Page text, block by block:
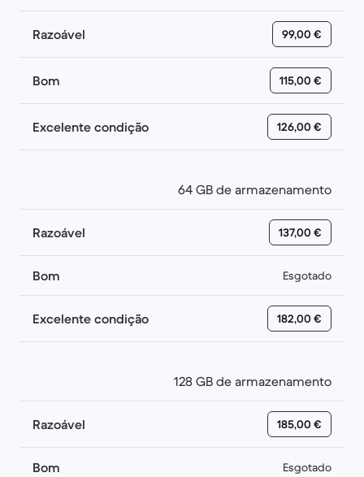
Razoável 99,00 €
Bom 115,00 €
Excelente condição 126,00 €
64 GB de armazenamento
Razoável 137,00 €
Bom Esgotado
Excelente condição 182,00 €
128 GB de armazenamento
Razoável 185,00 €
Bom Esgotado